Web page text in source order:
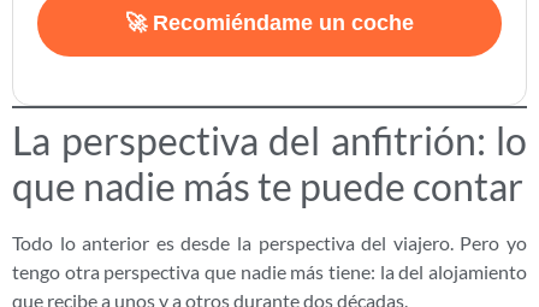
🚀 Recomiéndame un coche
La perspectiva del anfitrión: lo
que nadie más te puede contar
Todo lo anterior es desde la perspectiva del viajero. Pero yo
tengo otra perspectiva que nadie más tiene: la del alojamiento
que recibe a unos y a otros durante dos décadas.